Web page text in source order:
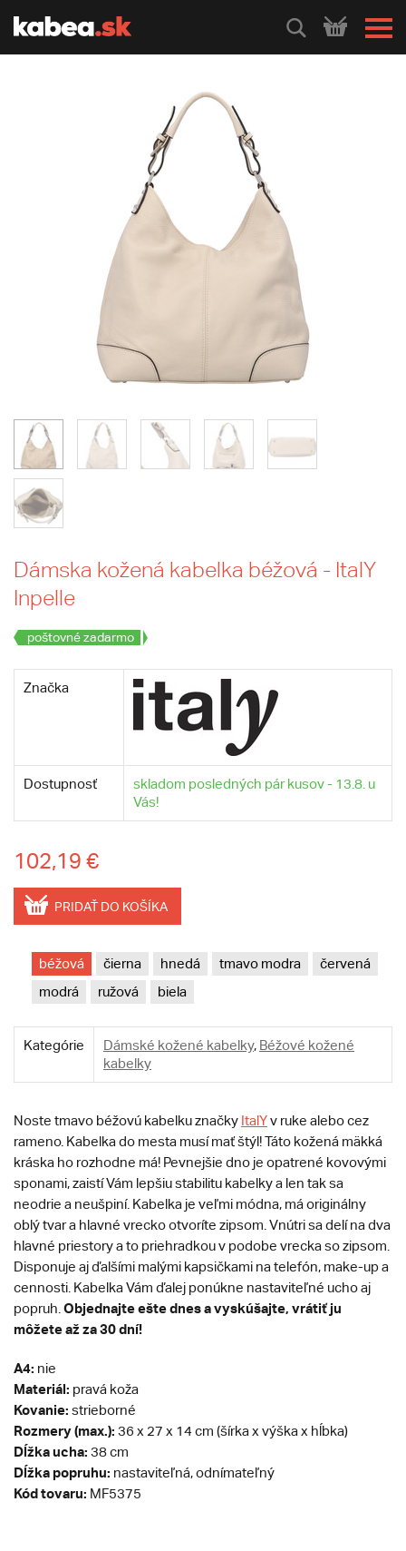
HLEDEJ
Dámska kožená kabelka béžová - ItalY
Inpelle
poštovné zadarmo
Značka
Dostupnosť
skladom posledných pár kusov - 13.8. u
Vás!
102,19 €
PRIDAŤ DO KOŠÍKA
béžová čierna hnedá tmavo modra
červená
modrá
ružová biela
Kategórie Dámské kožené kabelky, Béžové kožené
kabelky
Noste tmavo béžovú kabelku značky ItalYv ruke alebo cez
rameno. Kabelka do mesta musí mať štýl! Táto kožená mäkká
kráska ho rozhodne má! Pevnejšie dno je opatrené kovovými
sponami, zaistí Vám lepšiu stabilitu kabelky a len tak sa
neodrie a neušpiní. Kabelka je veľmi módna, má originálny
oblý tvar a hlavné vrecko otvoríte zipsom. Vnútri sa delí na dva
hlavné priestory a to priehradkou v podobe vrecka so zipsom.
Disponuje aj ďalšími malými kapsičkami na telefón, make-up a
cennosti. Kabelka Vám ďalej ponúkne nastaviteľné ucho aj
popruh. Objednajte ešte dnes a vyskúšajte, vrátiť ju
môžete až za 30 dní!
A4: nie
Materiál: pravá koža
Kovanie: strieborné
Rozmery (max.): 36 x 27 x 14 cm (šírka x výška x hĺbka)
Dĺžka ucha: 38 cm
Dĺžka popruhu: nastaviteľná, odnímateľný
Kód tovaru: MF5375